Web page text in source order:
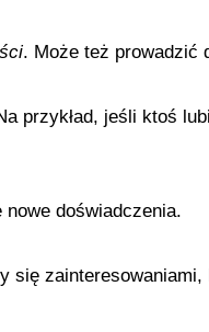
. Może też prowadzić
przykład, jeśli ktoś
doświadczenia.